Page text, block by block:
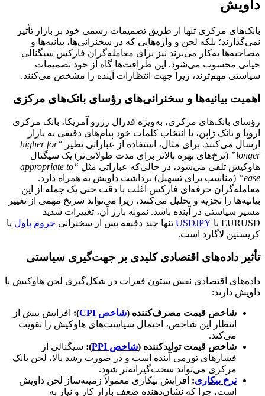
داویش
بانک‌های مرکزی تنها از طریق تصمیمات رسمی خود بر بازار تأثیر
نمی‌گذارند؛ بلکه لحن و واژه‌هایی که در سخنرانی‌ها، بیانیه‌ها و
مصاحبه‌ها به‌کار می‌برند نیز برای معامله‌گران فارکس سیگنالی
حیاتی محسوب می‌شود. این ظرافت‌ها گاه از خود تصمیمات
سیاستی مهم‌ترند، زیرا جهت انتظارات آینده را مشخص می‌کنند.
اهمیت بیانیه‌ها و سخنرانی‌های رؤسای بانک‌های مرکزی
رؤسای بانک‌های مرکزی، به‌ویژه فدرال رزرو آمریکا، بانک مرکزی
اروپا و بانک ژاپن، با انتخاب کلمات خود پیام‌های دقیقی به بازار
ارسال می‌کنند. برای مثال، استفاده از عباراتی نظیر
“higher for
longer”
(نرخ‌های بهره بالاتر برای مدت طولانی‌تر) یک سیگنال
هاوکیش تلقی می‌شود، در حالی‌که عباراتی مثل
“appropriate to
ease”
(مناسب برای تسهیل) برداشت داویش به همراه دارد.
معامله‌گران حرفه‌ای فارکس اغلب با دقت حتی یک جمله از این
بیانیه‌ها را تجزیه و تحلیل می‌کنند، زیرا می‌تواند سرنخ مهمی از تغییر
مسیر سیاستی در آینده باشد. نمونه بارز آن، تغییرات شدید
EURUSD یا
USDJPY تنها چند دقیقه پس از سخنرانی جروم پاول یا
کریستین لاگارد است.
تأثیر داده‌های اقتصادی کلیدی بر جهت‌گیری سیاستی
داده‌های اقتصادی نقش ستون فقرات در شکل‌گیری لحن هاوکیش یا
داویش دارند:
شاخص قیمت مصرف‌کننده (شاخص CPI ): افزایش بیش از
انتظار این شاخص، احتمال سیاست‌های هاوکیش را تقویت
می‌کند.
شاخص قیمت تولیدکننده (شاخص PPI ): سیگنالی از
فشارهای تورمی آینده است و در صورت رشد بالا، لحن بانک
مرکزی می‌تواند سخت‌گیرانه‌تر شود.
نرخ بیکاری: افزایش بیکاری معمولاً زمینه‌ساز لحن داویش
است، چرا که نشان‌دهنده ضعف بازار کار و نیاز به